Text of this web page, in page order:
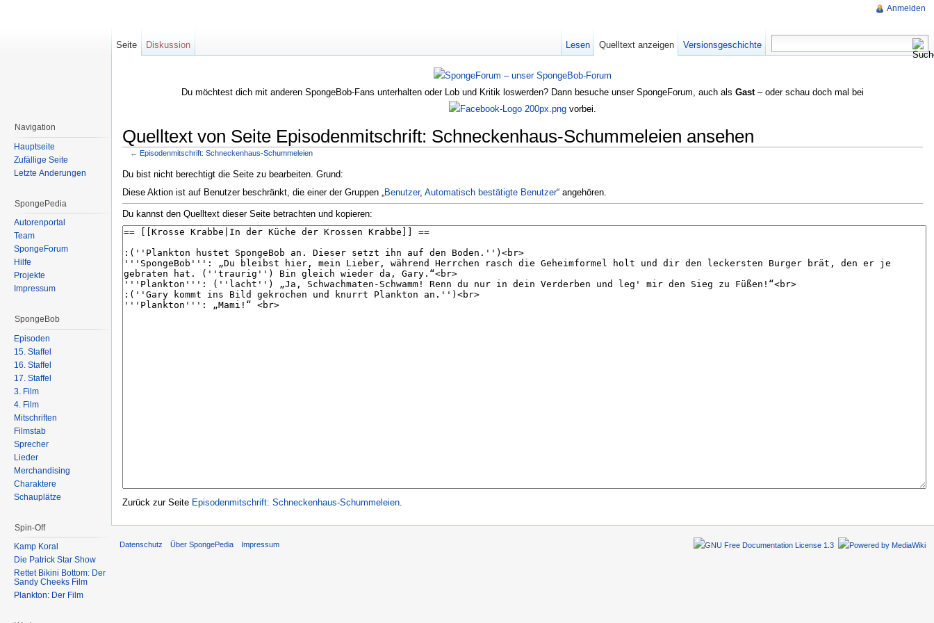
Du möchtest dich mit anderen SpongeBob-Fans unterhalten oder Lob und Kritik loswerden? Dann besuche unser SpongeForum, auch als Gast– oder schau doch mal bei
vorbei.
Quelltext von Seite Episodenmitschrift: Schneckenhaus-Schummeleien ansehen
← Episodenmitschrift: Schneckenhaus-Schummeleien
Du bist nicht berechtigt die Seite zu bearbeiten. Grund:
Diese Aktion ist auf Benutzer beschränkt, die einer der Gruppen „
Benutzer, Automatisch bestätigte Benutzer“ angehören.
Du kannst den Quelltext dieser Seite betrachten und kopieren:
Zurück zur Seite Episodenmitschrift: Schneckenhaus-Schummeleien.
Anmelden
Seite Diskussion Lesen Quelltext anzeigen Versionsgeschichte
Navigation
Hauptseite
Zufällige Seite
Letzte Änderungen
SpongePedia
Autorenportal
Team
SpongeForum
Hilfe
Projekte
Impressum
SpongeBob
Episoden
15. Staffel
16. Staffel
17. Staffel
3. Film
4. Film
Mitschriften
Filmstab
Sprecher
Lieder
Merchandising
Charaktere
Schauplätze
Spin-Off
Kamp Koral
Die Patrick Star Show
Rettet Bikini Bottom: Der
Sandy Cheeks Film
Plankton: Der Film
Datenschutz Über SpongePedia Impressum